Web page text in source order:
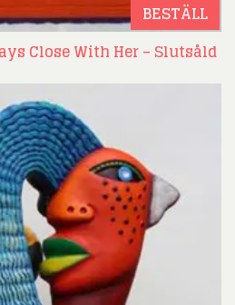
BESTÄLL
Close With Her – Slutsåld